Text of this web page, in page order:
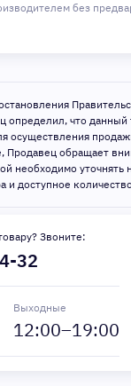
без
определил, что данный
осуществления
Продавец обращает
необходимо уточнять
и доступное
Звоните:
32
Выходные
12:00–19:00